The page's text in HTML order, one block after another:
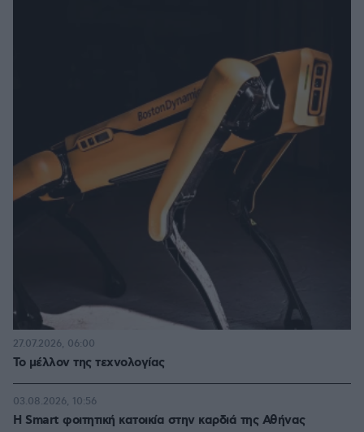
Το μέλλον της τεχνολογίας
27.07.2026, 06:00
Η Smart φοιτητική κατοικία στην καρδιά της Αθήνας
03.08.2026, 10:56